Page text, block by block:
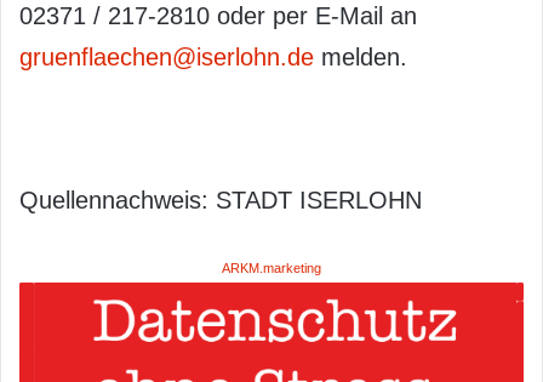
02371 / 217-2810 oder per E-Mail an
gruenflaechen@iserlohn.de melden.
Quellennachweis: STADT ISERLOHN
ARKM.marketing